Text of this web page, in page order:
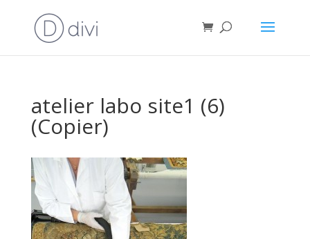
atelier labo site1 (6)
(Copier)